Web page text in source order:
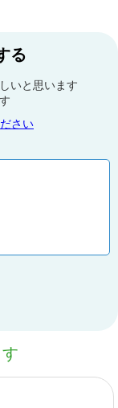
る
いと思います
さい